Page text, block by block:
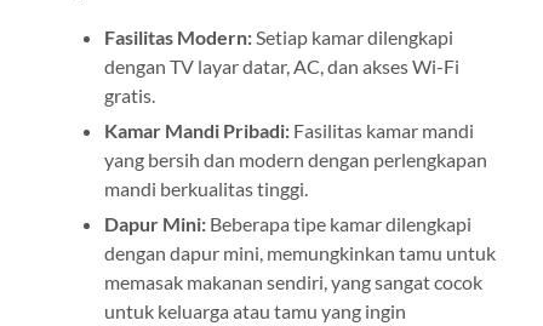
Fasilitas Modern:Setiap kamar dilengkapi
dengan TV layar datar, AC, dan akses Wi-Fi
gratis.
Kamar Mandi Pribadi:Fasilitas kamar mandi
yang bersih dan modern dengan perlengkapan
mandi berkualitas tinggi.
Dapur Mini:Beberapa tipe kamar dilengkapi
dengan dapur mini, memungkinkan tamu untuk
memasak makanan sendiri, yang sangat cocok
untuk keluarga atau tamu yang ingin